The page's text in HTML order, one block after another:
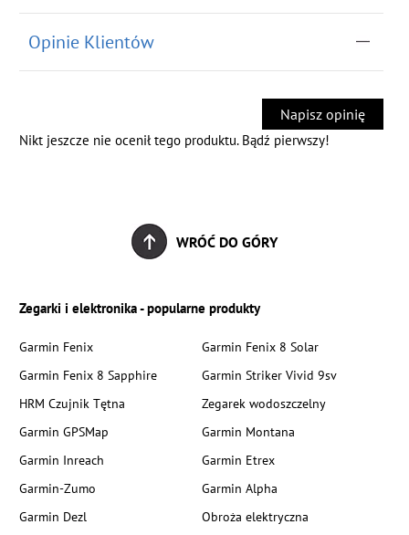
Opinie Klientów
Napisz opinię
Nikt jeszcze nie ocenił tego produktu. Bądź pierwszy!
WRÓĆ DO GÓRY
Zegarki i elektronika - popularne produkty
Garmin Fenix
Garmin Fenix 8 Solar
Garmin Fenix 8 Sapphire
Garmin Striker Vivid 9sv
HRM Czujnik Tętna
Zegarek wodoszczelny
Garmin GPSMap
Garmin Montana
Garmin Inreach
Garmin Etrex
Garmin-Zumo
Garmin Alpha
Garmin Dezl
Obroża elektryczna